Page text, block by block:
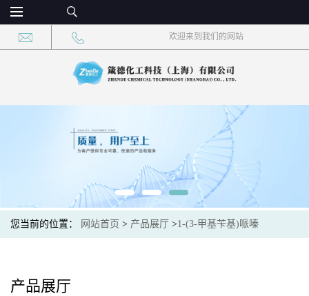
欢迎来到我们的网站
您当前的位置： 网站首页 > 产品展厅 >1-(3-甲基苄基)哌嗪
产品展厅